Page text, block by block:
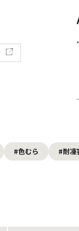
#色むら #耐凍